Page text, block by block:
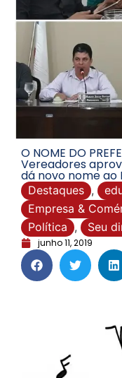
O NOME DO
Vereadores
dá novo nome ao
Destaques ,
Empresa &
Política , Seu
junho 11, 2019